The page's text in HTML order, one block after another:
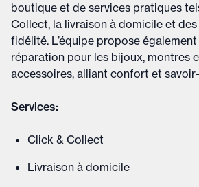
boutique et de services pratiques
Collect, la livraison à domicile et
fidélité. L’équipe propose
réparation pour les bijoux, montres
accessoires, alliant confort et
Services:
Click & Collect
Livraison à domicile